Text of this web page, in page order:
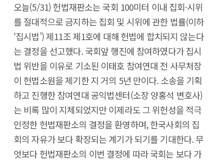
오늘(5/31) 헌법재판소는 국회 100미터 이내 집회·시위
를 절대적으로 금지하는 집회 및 시위에 관한 법률(이하
‘집시법’) 제11조 제1호에 대해 헌법에 합치되지 않는다
는 결정을 선고했다. 국회앞 행진에 참여하였다가 집시
법 위반을 이유로 기소된 이태호 참여연대 전 사무처장
이 헌법소원을 제기한 지 거의 5년 만이다. 소송을 기획
하고 진행한 참여연대 공익법센터(소장 양홍석 변호사)
는 비록 많이 지체되었지만 이제라도 그 위헌성을 적극
인정한 헌법재판소의 결정을 환영하며, 한국사회의 집
회의 자유가 보다 확장되는 계기가 되기를 기대한다. 무
엇보다 헌법재판소의 이번 결정에 따라 국회는 보다 가